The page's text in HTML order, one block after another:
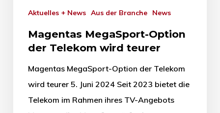
Aktuelles + News Aus der Branche News
Magentas MegaSport-Option
der Telekom wird teurer
Magentas MegaSport-Option der Telekom
wird teurer 5. Juni 2024 Seit 2023 bietet die
Telekom im Rahmen ihres TV-Angebots